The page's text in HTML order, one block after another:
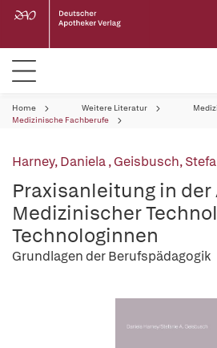
Home Weitere Literatur
Medizinische Fachberufe
Harney, Daniela,Geisbusch,
Praxisanleitung in
Medizinischer
Technologinnen
Grundlagen der Berufspädagogik